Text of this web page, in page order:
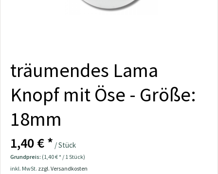
träumendes Lama
Knopf mit Öse - Größe:
18mm
1,40 € * / Stück
Grundpreis: (1,40 € * / 1 Stück)
inkl. MwSt. zzgl. Versandkosten